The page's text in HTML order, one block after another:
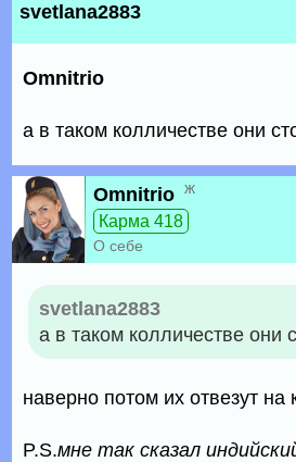
svetlana2883
Omnitrio
а в таком колличестве они
Omnitrio ж
Карма 418
О себе
svetlana2883
а в таком колличестве они
наверно потом их отвезут
P.S.мне так сказал